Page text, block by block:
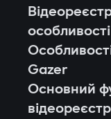
Gazer
Основний